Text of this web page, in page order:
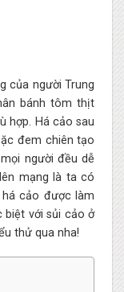
của người Trung
bánh tôm thịt
hợp. Há cảo sau
đem chiên tạo
người đều dễ
mạng là ta có
cảo được làm
biệt với sủi cảo ở
thử qua nha!